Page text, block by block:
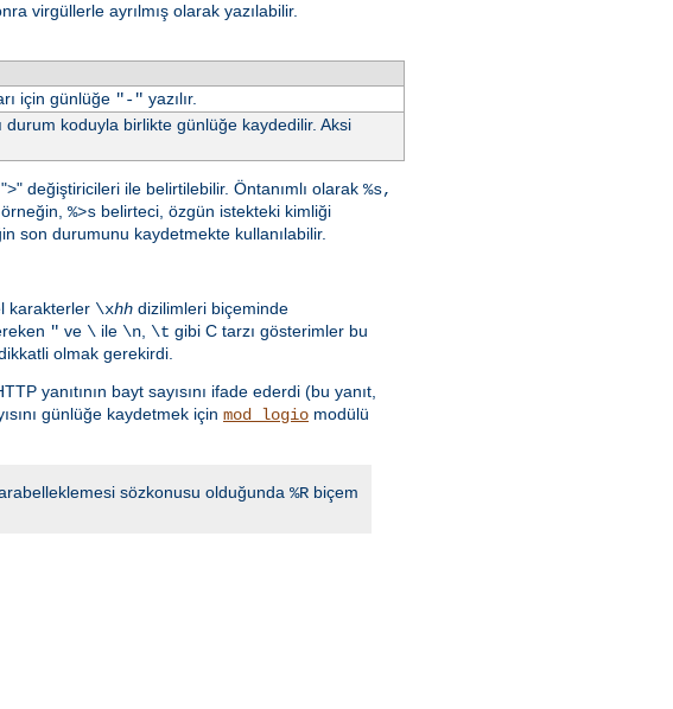
virgüllerle ayrılmış olarak yazılabilir.
için günlüğe "-" yazılır.
durum koduyla birlikte günlüğe kaydedilir. Aksi
değiştiricileri ile belirtilebilir. Öntanımlı olarak %s,
%>s belirteci, özgün istekteki kimliği
son durumunu kaydetmekte kullanılabilir.
karakterler \xhh dizilimleri biçeminde
" ve \ ile \n, \t gibi C tarzı gösterimler bu
olmak gerekirdi.
yanıtının bayt sayısını ifade ederdi (bu yanıt,
günlüğe kaydetmek için mod_logio modülü
sözkonusu olduğunda %R biçem